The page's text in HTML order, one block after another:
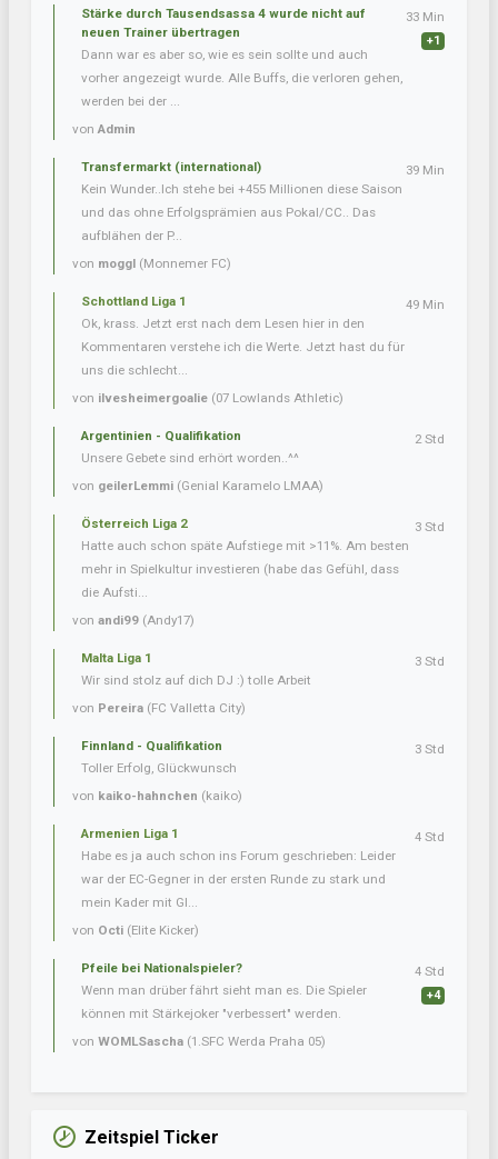
Stärke durch Tausendsassa 4 wurde nicht auf
neuen Trainer übertragen
Dann war es aber so, wie es sein sollte und auch
vorher angezeigt wurde. Alle Buffs, die verloren gehen,
werden bei der ...
vonAdmin
33 Min
+1
Transfermarkt (international)
Kein Wunder..Ich stehe bei +455 Millionen diese Saison
und das ohne Erfolgsprämien aus Pokal/CC.. Das
aufblähen der P...
von moggl (Monnemer FC)
39 Min
Schottland Liga 1
Ok, krass. Jetzt erst nach dem Lesen hier in den
Kommentaren verstehe ich die Werte. Jetzt hast du für
uns die schlecht...
von ilvesheimergoalie (07 Lowlands Athletic)
49 Min
Argentinien - Qualifikation
Unsere Gebete sind erhört worden..^^
von geilerLemmi (Genial Karamelo LMAA)
2 Std
Österreich Liga 2
Hatte auch schon späte Aufstiege mit >11%. Am besten
mehr in Spielkultur investieren (habe das Gefühl, dass
die Aufsti...
von andi99 (Andy17)
3 Std
Malta Liga 1
Wir sind stolz auf dich DJ :) tolle Arbeit
von Pereira (FC Valletta City)
3 Std
Finnland - Qualifikation
Toller Erfolg, Glückwunsch
von kaiko-hahnchen (kaiko)
3 Std
Armenien Liga 1
Habe es ja auch schon ins Forum geschrieben: Leider
war der EC-Gegner in der ersten Runde zu stark und
mein Kader mit Gl...
von Octi (Elite Kicker)
4 Std
Pfeile bei Nationalspieler?
Wenn man drüber fährt sieht man es. Die Spieler
können mit Stärkejoker "verbessert" werden.
von WOMLSascha (1.SFC Werda Praha 05)
4 Std
+4
Zeitspiel Ticker